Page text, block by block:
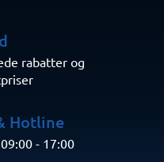
rabatter og
Hotline
- 17:00